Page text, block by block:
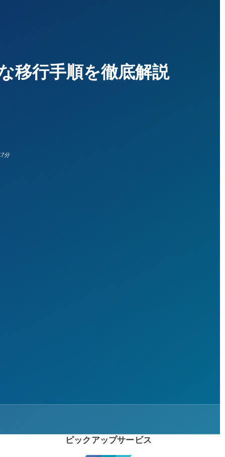
移行手順を徹底解説
分
ピックアップサービス